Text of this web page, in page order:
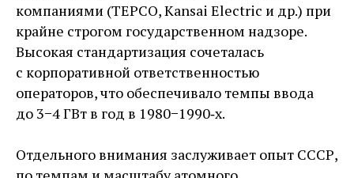
компаниями (TEPCO, Kansai Electric и др.) при
крайне строгом государственном надзоре.
Высокая стандартизация сочеталась
с корпоративной ответственностью
операторов, что обеспечивало темпы ввода
до 3−4 ГВт в год в 1980−1990‑х.
Отдельного внимания заслуживает опыт СССР,